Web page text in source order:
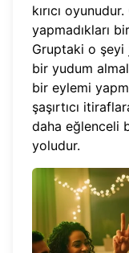
kırıcı
yapmadıkları
Gruptaki o şeyi
bir yudum
bir eylemi
şaşırtıcı
daha eğlenceli
yoludur.